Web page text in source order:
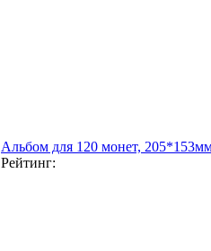
Альбом для 120 монет,
Рейтинг: